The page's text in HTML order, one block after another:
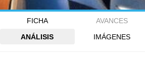
FICHA
AVANCES
ANÁLISIS
IMÁGENES